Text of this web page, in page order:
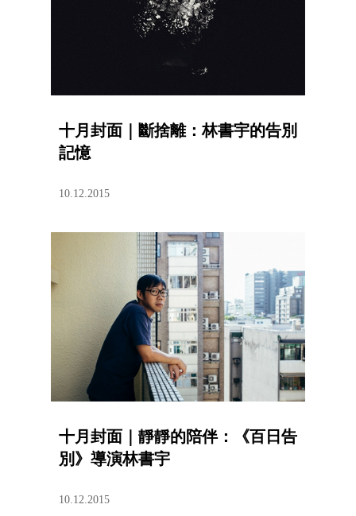
十月封面｜斷捨離：林書宇的告別
記憶
10.12.2015
十月封面｜靜靜的陪伴：《百日告
別》導演林書宇
10.12.2015